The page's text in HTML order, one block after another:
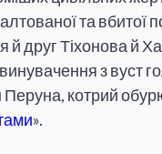
та
друг Тіхонова й
з вуст
Перуна, котрий
».